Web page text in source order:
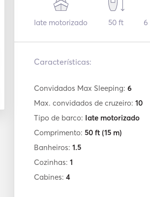
Iate motorizado 50 ft 6
Características:
Convidados Max Sleeping: 6
Max. convidados de cruzeiro: 10
Tipo de barco: Iate motorizado
Comprimento: 50 ft (15 m)
Banheiros: 1.5
Cozinhas: 1
Cabines: 4